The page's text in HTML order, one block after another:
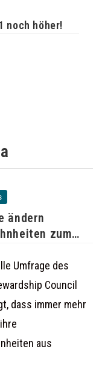
noch höher!
ändern
zum
Umfrage des
Council
dass immer mehr
aus